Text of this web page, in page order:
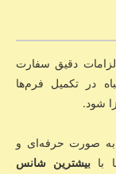
دقیق سفارت
در تکمیل فرم‌ها
شود.
به صورت حرفه‌ای و
بابیشترین شانس